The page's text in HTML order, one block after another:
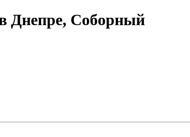
Днепре, Соборный